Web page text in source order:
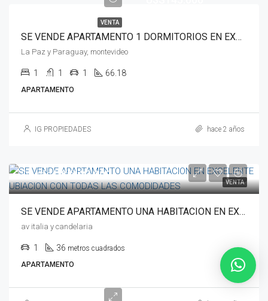
VENTA
SE VENDE APARTAMENTO 1 DORMITORIOS EN EXCELENTE UBICACION ESPACIOSA CON TODAS LAS COMODIDADES
La Paz y Paraguay, montevideo
1 1 1 66.18
APARTAMENTO
IG PROPIEDADES hace 2 años
VENTA
DesdeU$S132.000
SE VENDE APARTAMENTO UNA HABITACION EN EXCELENTE UBIACION CON TODAS LAS COMODIDADES
av italia y candelaria
1 36 metros cuadrados
APARTAMENTO